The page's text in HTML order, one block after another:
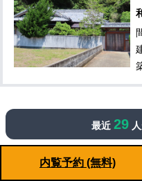
閲
※現在閲覧履歴
最近 29
内覧予約 (無料)